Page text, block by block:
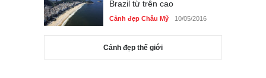
Brazil từ trên cao
Cảnh đẹp Châu Mỹ 10/05/2016
Cảnh đẹp thế giới